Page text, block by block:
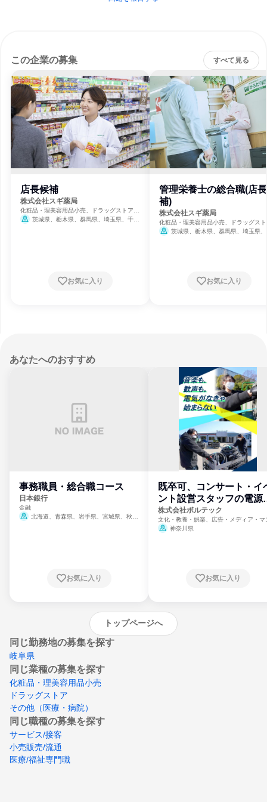
この企業の募集 すべて見る
店長候補
株式会社スギ薬局
化粧品・理美容用品小売、ドラッグストア、
医療・病院
茨城県、栃木県、群馬県、埼玉県、千葉
お気に入り
管理栄養士の総合職(店
補)
株式会社スギ薬局
化粧品・理美容用品小売、ドラッグス
医療・病院
茨城県、栃木県、群馬県、埼玉県
お気に入り
あなたへのおすすめ
事務職員・総合職コース
日本銀行
金融
北海道、青森県、岩手県、宮城県、秋田
崎県、熊本県、大分県、宮崎県、鹿児島県、
お気に入り
既卒可、コンサート・イ
ント設営スタッフの電源
門
株式会社ボルテック
文化・教養・娯楽、広告・メディア・マ
ミ、電力・ガス・水道・エネルギー
神奈川県
お気に入り
トップページへ
同じ勤務地の募集を探す
岐阜県
同じ業種の募集を探す
化粧品・理美容用品小売
ドラッグストア
その他（医療・病院）
同じ職種の募集を探す
サービス/接客
小売販売/流通
医療/福祉専門職